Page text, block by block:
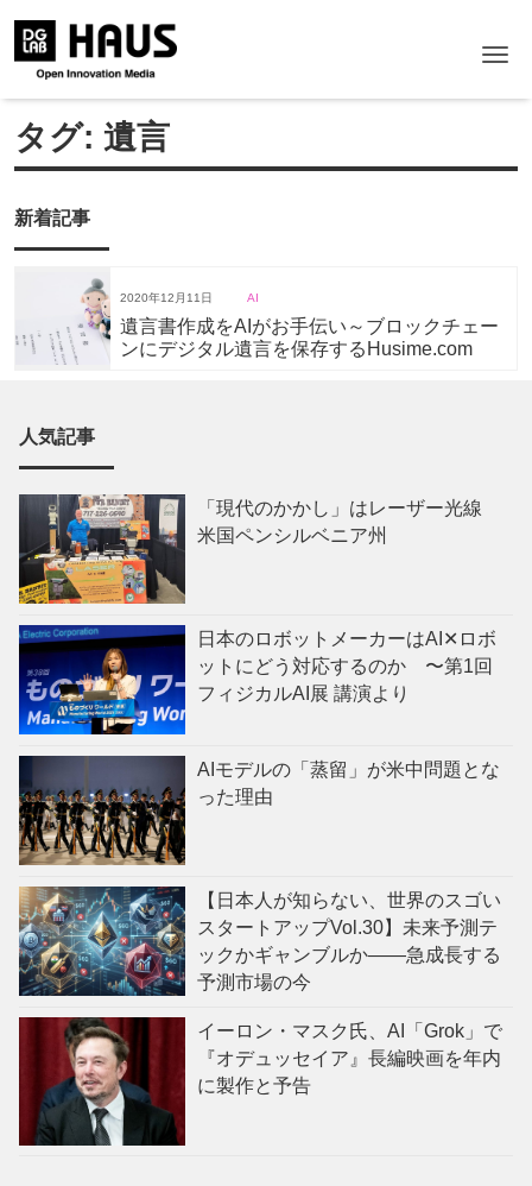
タグ: 遺言
新着記事
2020年12月11日 AI
遺言書作成をAIがお手伝い～ブロックチェー
ンにデジタル遺言を保存するHusime.com
人気記事
「現代のかかし」はレーザー光線
米国ペンシルベニア州
日本のロボットメーカーはAI✕ロボ
ットにどう対応するのか 〜第1回
フィジカルAI展 講演より
AIモデルの「蒸留」が米中問題とな
った理由
【日本人が知らない、世界のスゴい
スタートアップVol.30】未来予測テ
ックかギャンブルか——急成長する
予測市場の今
イーロン・マスク氏、AI「Grok」で
『オデュッセイア』長編映画を年内
に製作と予告